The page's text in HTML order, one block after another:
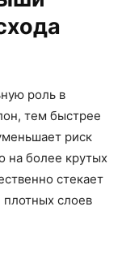
роль в
тем быстрее
риск
на более крутых
стекает
плотных слоев